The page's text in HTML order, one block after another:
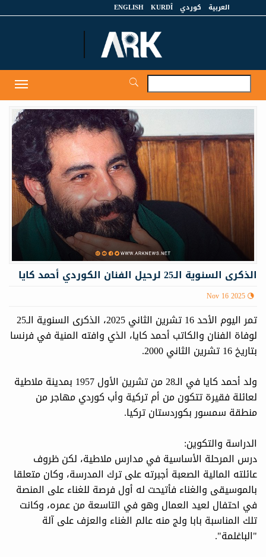
العربية كوردي KURDÎ
ENGLISH
الذكرى السنوية الـ25 لرحيل الفنان الكوردي أحمد كايا
Nov 16 2025
تمر اليوم الأحد 16 تشرين الثاني 2025، الذكرى السنوية الـ25
لوفاة الفنان والكاتب أحمد كايا، الذي وافته المنية في فرنسا
بتاريخ 16 تشرين الثاني 2000.
ولد أحمد كايا في الـ28 من تشرين الأول 1957 بمدينة ملاطية
لعائلة فقيرة تتكون من أم تركية وأب كوردي مهاجر من
منطقة سمسور بكوردستان تركيا.
الدراسة والتكوين:
درس المرحلة الأساسية في مدارس ملاطية، لكن ظروف
عائلته المالية الصعبة أجبرته على ترك المدرسة، وكان متعلقا
بالموسيقى والغناء فأتيحت له أول فرصة للغناء على المنصة
في احتفال لعيد العمال وهو في التاسعة من عمره، وكانت
تلك المناسبة بابا ولج منه عالم الغناء والعزف على آلة
"الباغلمة".